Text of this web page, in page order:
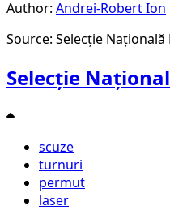
Author: Andrei-Robert Ion
Source: Selecție Națională
Selecție
scuze
turnuri
permut
laser